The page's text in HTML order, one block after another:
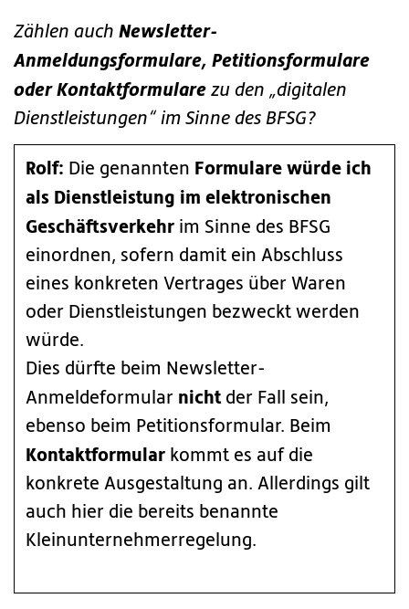
Zählen auch Newsletter-
Anmeldungsformulare, Petitionsformulare
oder Kontaktformulare zu den „digitalen
Dienstleistungen“ im Sinne des BFSG?
Rolf: Die genannten Formulare würde ich
als Dienstleistung im elektronischen
Geschäftsverkehr im Sinne des BFSG
einordnen, sofern damit ein Abschluss
eines konkreten Vertrages über Waren
oder Dienstleistungen bezweckt werden
würde.
Dies dürfte beim Newsletter-
Anmeldeformular nichtder Fall sein,
ebenso beim Petitionsformular. Beim
Kontaktformular kommt es auf die
konkrete Ausgestaltung an. Allerdings gilt
auch hier die bereits benannte
Kleinunternehmerregelung.